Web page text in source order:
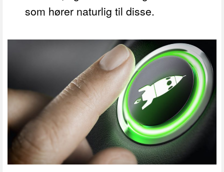
som hører naturlig til disse.